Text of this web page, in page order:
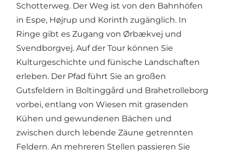
Schotterweg. Der Weg ist von den Bahnhöfen
in Espe, Højrup und Korinth zugänglich. In
Ringe gibt es Zugang von Ørbækvej und
Svendborgvej. Auf der Tour können Sie
Kulturgeschichte und fünische Landschaften
erleben. Der Pfad führt Sie an großen
Gutsfeldern in Boltinggård und Brahetrolleborg
vorbei, entlang von Wiesen mit grasenden
Kühen und gewundenen Bächen und
zwischen durch lebende Zäune getrennten
Feldern. An mehreren Stellen passieren Sie